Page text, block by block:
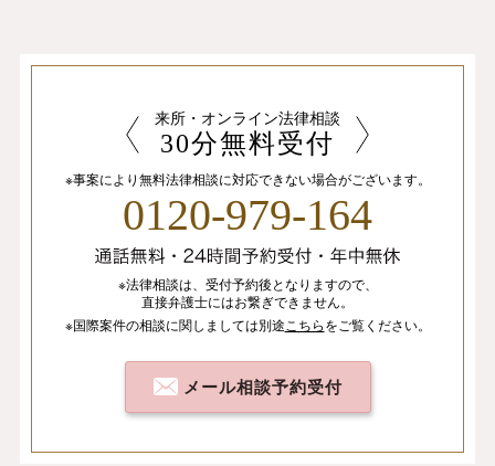
来所・オンライン法律相談
30分無料受付
※事案により無料法律相談に対応できない場合がございます。
0120-979-164
※法律相談は、 受付予約後となりますので、
直接弁護士にはお繋ぎできません。
※国際案件の相談に関しましては別途 こちらをご覧ください。
メール相談予約受付